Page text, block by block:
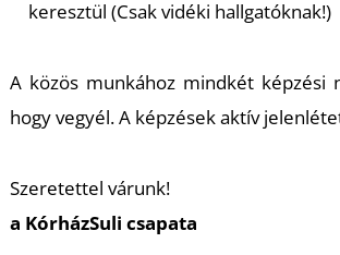
keresztül (Csak vidéki hallgatóknak!)
A közös munkához mindkét képzési
hogy vegyél. A képzések aktív
Szeretettel várunk!
a KórházSuli csapata